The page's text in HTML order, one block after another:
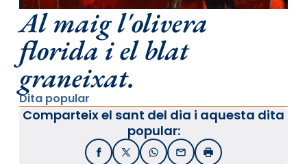
Al maig l'olivera
florida i el blat
graneixat.
Dita popular
Comparteix el sant del dia i aquesta dita
popular:
FacebookX / TwitterWhatsApp
EmailImprimir